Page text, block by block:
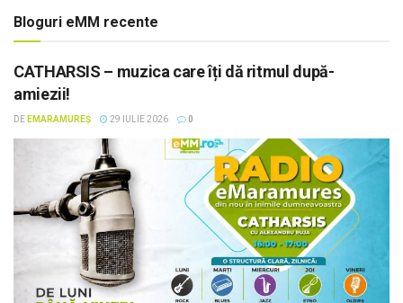
Bloguri eMM recente
CATHARSIS – muzica care îți dă ritmul după-
amiezii!
DE EMARAMUREȘ 29 IULIE 2026 0